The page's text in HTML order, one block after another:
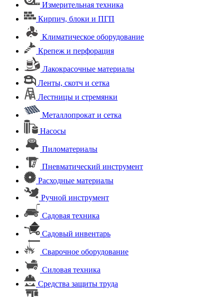
Измерительная техника
Кирпич, блоки и ПГП
Климатическое оборудование
Крепеж и перфорация
Лакокрасочные материалы
Ленты, скотч и сетка
Лестницы и стремянки
Металлопрокат и сетка
Насосы
Пиломатериалы
Пневматический инструмент
Расходные материалы
Ручной инструмент
Садовая техника
Садовый инвентарь
Сварочное оборудование
Силовая техника
Средства защиты труда